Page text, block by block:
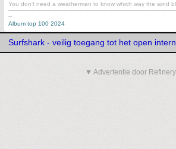
You don't need a weatherman to know which way the wind
--
Album top 100 2024
Surfshark - veilig toegang tot het open
▼ Advertentie door